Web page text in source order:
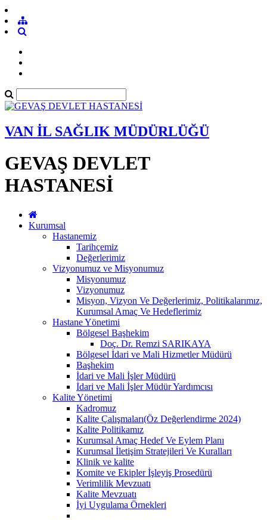
VAN İL SAĞLIK MÜDÜRLÜĞÜ
GEVAŞ DEVLET
HASTANESİ
Kurumsal
Hastanemiz
Tarihçemiz
Değerlerimiz
Vizyonumuz ve Misyonumuz
Misyonumuz
Vizyonumuz
Misyon, Vizyon Ve Değerlerimiz, Politikalarımız,
Kurumsal Amaç Ve Hedeflerimiz
Hastane Yönetimi
Bölgesel Başhekim
Doç. Dr. Remzi SARIKAYA
Bölgesel İdari ve Mali Hizmetler Müdürü
Başhekim
İdari ve Mali İşler Müdürü
İdari ve Mali İşler Müdür Yardımcısı
Kalite Yönetimi
Kadromuz
Kalite Çalışmaları(Öz Değerlendirme 2024)
Kalite Politikamız
Kurumsal Amaç Hedef Ve Eylem Planı
Kurumsal İletişim Stratejileri Ve Kuralları
Klinik ve kalite
Komite ve Ekipler İşleyiş Prosedürü
Verimlilik Mevzuatı
Kalite Mevzuatı
İyi Uygulama Örnekleri